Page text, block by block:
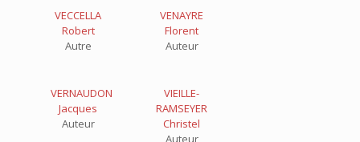
VECCELLA
Robert
Autre
VENAYRE
Florent
Auteur
VERNAUDON
Jacques
Auteur
VIEILLE-
RAMSEYER
Christel
Auteur